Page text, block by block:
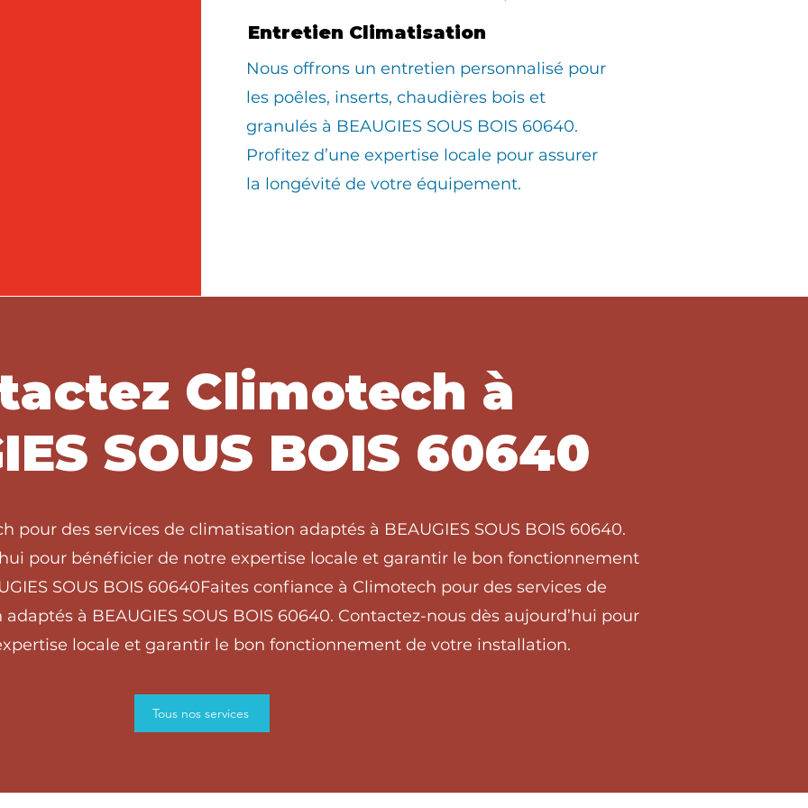
Entretien Climatisation
Nous offrons un entretien personnalisé pour
les poêles, inserts, chaudières bois et
granulés à BEAUGIES SOUS BOIS 60640.
Profitez d’une expertise locale pour assurer
la longévité de votre équipement.
Climotech à
SOUS BOIS 60640
pour des services de climatisation adaptés à BEAUGIES SOUS BOIS 60640.
pour bénéficier de notre expertise locale et garantir le bon fonctionnement
SOUS BOIS 60640Faites confiance à Climotech pour des services de
à BEAUGIES SOUS BOIS 60640. Contactez-nous dès aujourd’hui pour
locale et garantir le bon fonctionnement de votre installation.
Tous nos services